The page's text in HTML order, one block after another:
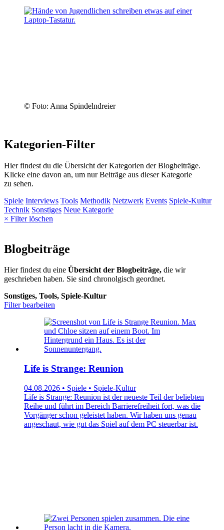
© Foto: Anna Spindelndreier
Kategorien-Filter
Hier findest du die Übersicht der Kategorien der Blogbeiträge.
Klicke eine davon an, um nur Beiträge aus dieser Kategorie
zu sehen.
Spiele Interviews Tools Methodik Netzwerk Events Spiele-Kultur
Technik Sonstiges Neue Kategorie
× Filter löschen
Blogbeiträge
Hier findest du eine Übersicht der Blogbeiträge, die wir
geschrieben haben. Sie sind chronolgisch geordnet.
Sonstiges, Tools, Spiele-Kultur
Filter bearbeiten
Life is Strange: Reunion
04.08.2026 • Spiele • Spiele-Kultur
Life is Strange: Reunion ist der neueste Teil der beliebten
Reihe und führt im Bereich Barrierefreiheit fort, was die
Vorgänger schon geleistet haben. Wir haben uns genau
angeschaut, wie gut das Spiel auf dem PC steuerbar ist.